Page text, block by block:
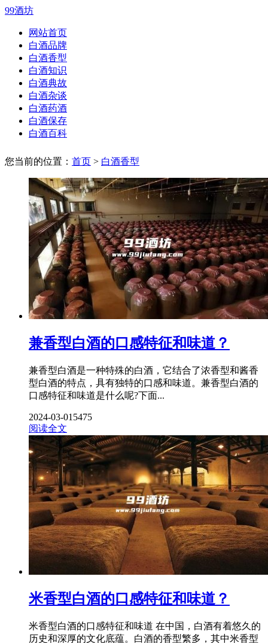
99酒坊
网站首页
白酒品牌
白酒香型
白酒知识
白酒典故
白酒杂谈
白酒药酒
白酒保存
白酒百科
您当前的位置： 首页 > 白酒香型
兼香型白酒的口感特征和味道？
兼香型白酒是一种特殊的白酒，它结合了浓香型和酱香
型白酒的特点，具有独特的口感和味道。兼香型白酒的
口感特征和味道是什么呢?下面...
2024-03-01 5475
阅读全文
米香型白酒的口感特征和味道？
米香型白酒的口感特征和味道 在中国，白酒有着悠久的
历史和深厚的文化底蕴。白酒的香型繁多，其中米香型